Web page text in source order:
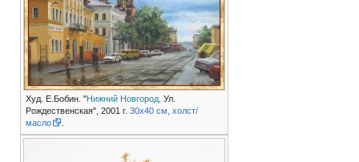
Худ. Е.Бобин. "Нижний Новгород. Ул.
Рождественская", 2001 г. 30х40 см, холст/
масло